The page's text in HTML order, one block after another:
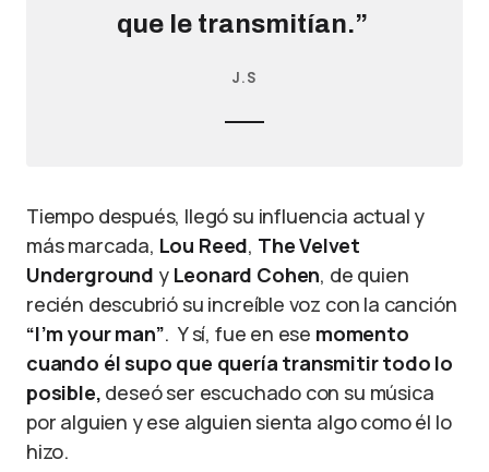
que le transmitían.”
J.S
Tiempo después, llegó su influencia actual y
más marcada, Lou Reed, The Velvet
Underground y Leonard Cohen, de quien
recién descubrió su increíble voz con la canción
“I’m your man”. Y sí, fue en ese momento
cuando él supo que quería transmitir todo lo
posible, deseó ser escuchado con su música
por alguien y ese alguien sienta algo como él lo
hizo.